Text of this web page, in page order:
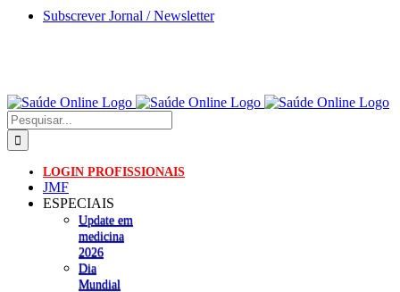
Skip
Subscrever Jornal / Newsletter
Pesquisar
LOGIN PROFISSIONAIS
JMF
ESPECIAIS
Update em
medicina
2026
Dia
Mundial